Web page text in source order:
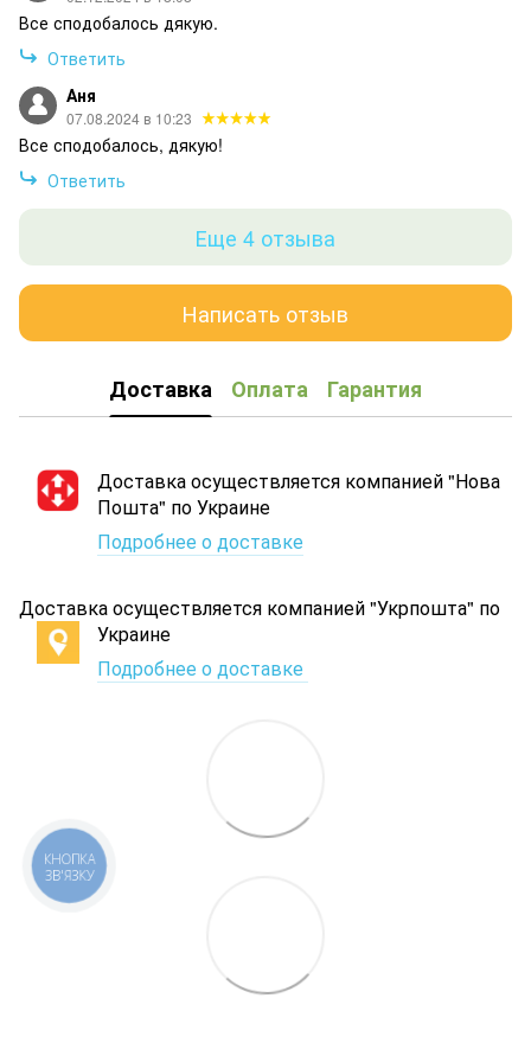
Все сподобалось дякую.
Ответить
Аня
07.08.2024 в 10:23
Все сподобалось, дякую!
Ответить
Еще 4 отзыва
Написать отзыв
Доставка Оплата Гарантия
Доставка осуществляется компанией "Нова
Пошта" по Украине
Подробнее о доставке
Доставка осуществляется компанией "Укрпошта" по
Украине
Подробнее о доставке
КНОПКА
ЗВ'ЯЗКУ